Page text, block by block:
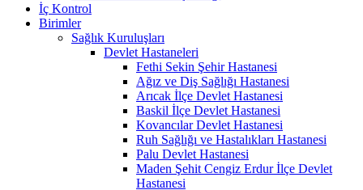
İç Kontrol
Birimler
Sağlık Kuruluşları
Devlet Hastaneleri
Fethi Sekin Şehir Hastanesi
Ağız ve Diş Sağlığı Hastanesi
Arıcak İlçe Devlet Hastanesi
Baskil İlçe Devlet Hastanesi
Kovancılar Devlet Hastanesi
Ruh Sağlığı ve Hastalıkları Hastanesi
Palu Devlet Hastanesi
Maden Şehit Cengiz Erdur İlçe Devlet
Hastanesi